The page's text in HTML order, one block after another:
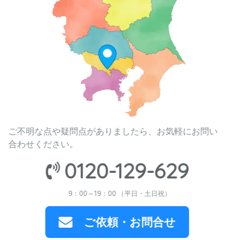
ご不明な点や疑問点がありましたら、お気軽にお問い
合わせください。
0120-129-629
9：00～19：00 （平日・土日祝）
ご依頼・お問合せ